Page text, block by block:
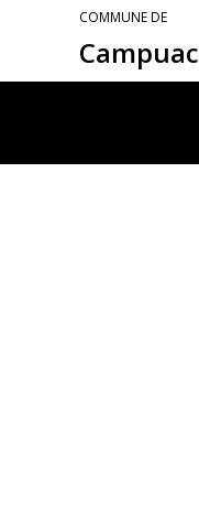
COMMUNE DE
Campuac